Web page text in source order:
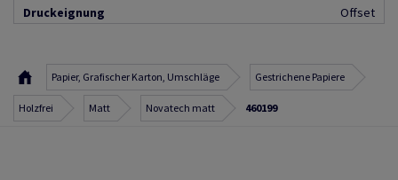
Druckeignung Offset
Papier, Grafischer Karton, Umschläge Gestrichene Papiere
Holzfrei Matt Novatech matt 460199